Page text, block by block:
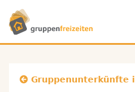
Direkt zum Inhalt
Gruppenunterkünfte